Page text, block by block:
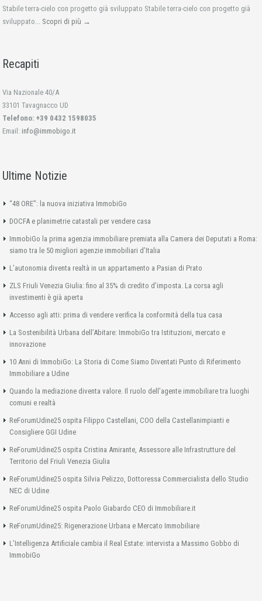
Stabile terra-cielo con progetto già sviluppato Stabile terra-cielo con progetto già
sviluppato... Scopri di più →
Recapiti
Via Nazionale 40/A
33101 Tavagnacco UD
Telefono: +39 0432 1598035
Email: info@immobigo.it
Ultime Notizie
“48 ORE”: la nuova iniziativa ImmobiGo
DOCFA e planimetrie catastali per vendere casa
ImmobiGo la prima agenzia immobiliare premiata alla Camera dei Deputati a Roma:
siamo tra le 50 migliori agenzie immobiliari d’Italia
L’autonomia diventa realtà in un appartamento a Pasian di Prato
ZLS Friuli Venezia Giulia: fino al 35% di credito d’imposta. La corsa agli
investimenti è già aperta
Accesso agli atti: prima di vendere verifica la conformità della tua casa
La Sostenibilità Urbana dell’Abitare: ImmobiGo tra Istituzioni, mercato e
innovazione
10 Anni di ImmobiGo: La Storia di Come Siamo Diventati Punto di Riferimento
Immobiliare a Udine
Quando la mediazione diventa valore. Il ruolo dell’agente immobiliare tra luoghi
comuni e realtà
ReForumUdine25 ospita Filippo Castellani, COO della Castellanimpianti e
Consigliere GGI Udine
ReForumUdine25 ospita Cristina Amirante, Assessore alle Infrastrutture del
Territorio del Friuli Venezia Giulia
ReForumUdine25 ospita Silvia Pelizzo, Dottoressa Commercialista dello Studio
NEC di Udine
ReForumUdine25 ospita Paolo Giabardo CEO di Immobiliare.it
ReForumUdine25: Rigenerazione Urbana e Mercato Immobiliare
L’Intelligenza Artificiale cambia il Real Estate: intervista a Massimo Gobbo di
ImmobiGo